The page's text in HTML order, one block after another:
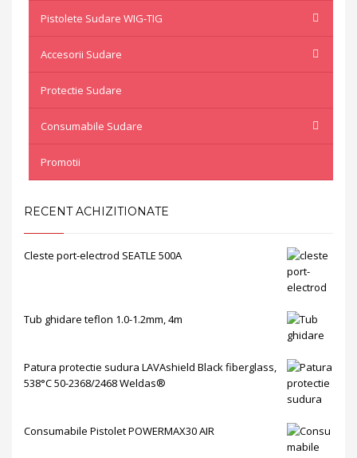
Pistolete Sudare WIG-TIG
Accesorii Sudare
Protectie Sudare
Consumabile Sudare
Promotii
RECENT ACHIZITIONATE
Cleste port-electrod SEATLE 500A
Tub ghidare teflon 1.0-1.2mm, 4m
Patura protectie sudura LAVAshield Black fiberglass,
538°C 50-2368/2468 Weldas®
Consumabile Pistolet POWERMAX30 AIR